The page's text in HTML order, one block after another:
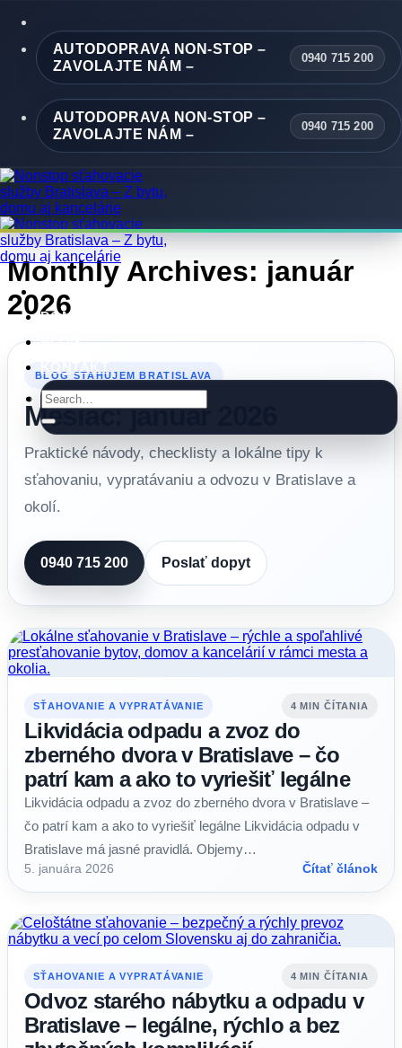
content AUTODOPRAVA NON-STOP –
ZAVOLAJTE NÁM –
0940 715 200
AUTODOPRAVA NON-STOP –
ZAVOLAJTE NÁM –
0940 715 200
DOMOV
BLOG
Monthly Archives: január
2026
BLOG STAHUJEM BRATISLAVA
Mesiac: január 2026
Praktické návody, checklisty a lokálne tipy k
sťahovaniu, vypratávaniu a odvozu v Bratislave a
okolí.
0940 715 200 Poslať dopyt
SŤAHOVANIE A VYPRATÁVANIE 4 MIN ČÍTANIA
Likvidácia odpadu a zvoz do
zberného dvora v Bratislave – čo
patrí kam a ako to vyriešiť legálne
Likvidácia odpadu a zvoz do zberného dvora v Bratislave –
čo patrí kam a ako to vyriešiť legálne Likvidácia odpadu v
Bratislave má jasné pravidlá. Objemy…
5. januára 2026 Čítať článok
SŤAHOVANIE A VYPRATÁVANIE 4 MIN ČÍTANIA
Odvoz starého nábytku a odpadu v
Bratislave – legálne, rýchlo a bez